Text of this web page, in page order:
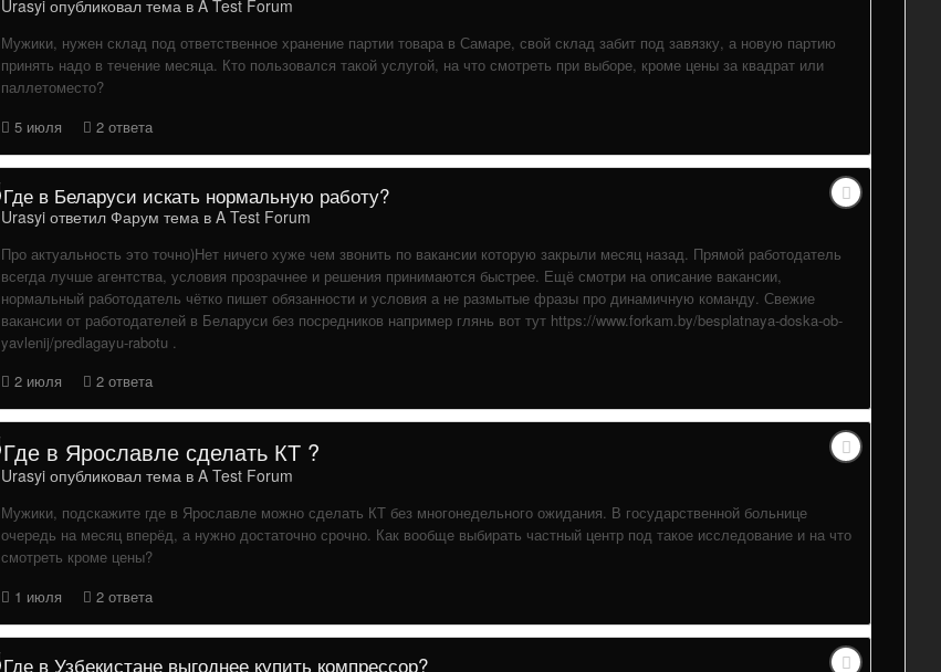
Urasyi опубликовал тема в A Test Forum
Мужики, нужен склад под ответственное хранение партии товара в Самаре, свой склад забит под завязку, а новую партию
принять надо в течение месяца. Кто пользовался такой услугой, на что смотреть при выборе, кроме цены за квадрат или
паллетоместо?
5 июля
2 ответа
Где в Беларуси искать нормальную работу?
Urasyi ответил Фарум тема в A Test Forum
Про актуальность это точно)Нет ничего хуже чем звонить по вакансии которую закрыли месяц назад. Прямой работодатель
всегда лучше агентства, условия прозрачнее и решения принимаются быстрее. Ещё смотри на описание вакансии,
нормальный работодатель чётко пишет обязанности и условия а не размытые фразы про динамичную команду. Свежие
вакансии от работодателей в Беларуси без посредников например глянь вот тут https://www.forkam.by/besplatnaya-doska-ob-
yavlenij/predlagayu-rabotu .
2 июля
2 ответа
Где в Ярославле сделать КТ ?
Urasyi опубликовал тема в A Test Forum
Мужики, подскажите где в Ярославле можно сделать КТ без многонедельного ожидания. В государственной больнице
очередь на месяц вперёд, а нужно достаточно срочно. Как вообще выбирать частный центр под такое исследование и на что
смотреть кроме цены?
1 июля
2 ответа
Где в Узбекистане выгоднее купить компрессор?